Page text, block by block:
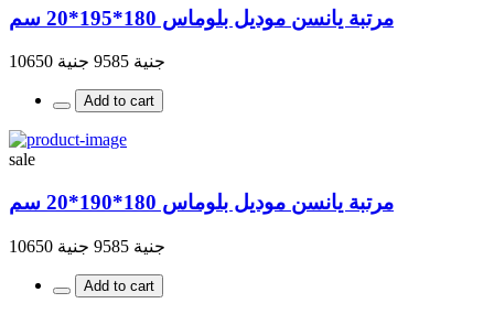
مرتبة يانسن موديل بلوماس 180*195*20 سم
جنية 9585 جنية 10650
Add to cart
sale
مرتبة يانسن موديل بلوماس 180*190*20 سم
جنية 9585 جنية 10650
Add to cart